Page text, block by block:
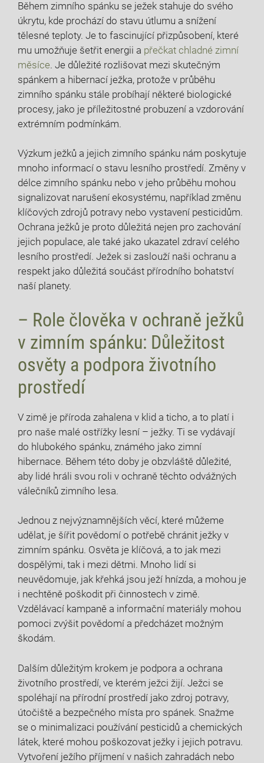
Během zimního spánku se ježek stahuje do svého
úkrytu, kde prochází do stavu útlumu a snížení
tělesné teploty. Je to fascinující přizpůsobení, které
mu umožňuje šetřit energii a přečkat chladné zimní
měsíce. Je důležité rozlišovat mezi skutečným
spánkem a hibernací ježka, protože v průběhu
zimního spánku stále probíhají některé biologické
procesy, jako je příležitostné probuzení a vzdorování
extrémním podmínkám.
Výzkum ježků a jejich zimního spánku nám poskytuje
mnoho informací o stavu lesního prostředí. Změny v
délce zimního spánku nebo v jeho průběhu mohou
signalizovat narušení ekosystému, například změnu
klíčových zdrojů potravy nebo vystavení pesticidům.
Ochrana ježků je proto důležitá nejen pro zachování
jejich populace, ale také jako ukazatel zdraví celého
lesního prostředí. Ježek si zaslouží naši ochranu a
respekt jako důležitá součást přírodního bohatství
naší planety.
– Role člověka v ochraně ježků
v zimním spánku: Důležitost
osvěty a podpora životního
prostředí
V zimě je příroda zahalena v klid a ticho, a to platí i
pro naše malé ostřížky lesní – ježky. Ti se vydávají
do hlubokého spánku, známého jako zimní
hibernace. Během této doby je obzvláště důležité,
aby lidé hráli svou roli v ochraně těchto odvážných
válečníků zimního lesa.
Jednou z nejvýznamnějších věcí, které můžeme
udělat, je šířit povědomí o potřebě chránit ježky v
zimním spánku. Osvěta je klíčová, a to jak mezi
dospělými, tak i mezi dětmi. Mnoho lidí si
neuvědomuje, jak křehká jsou ježí hnízda, a mohou je
i nechtěně poškodit při činnostech v zimě.
Vzdělávací kampaně a informační materiály mohou
pomoci zvýšit povědomí a předcházet možným
škodám.
Dalším důležitým krokem je podpora a ochrana
životního prostředí, ve kterém ježci žijí. Ježci se
spoléhají na přírodní prostředí jako zdroj potravy,
útočiště a bezpečného místa pro spánek. Snažme
se o minimalizaci používání pesticidů a chemických
látek, které mohou poškozovat ježky i jejich potravu.
Vytvoření ježího příjmení v našich zahradách nebo